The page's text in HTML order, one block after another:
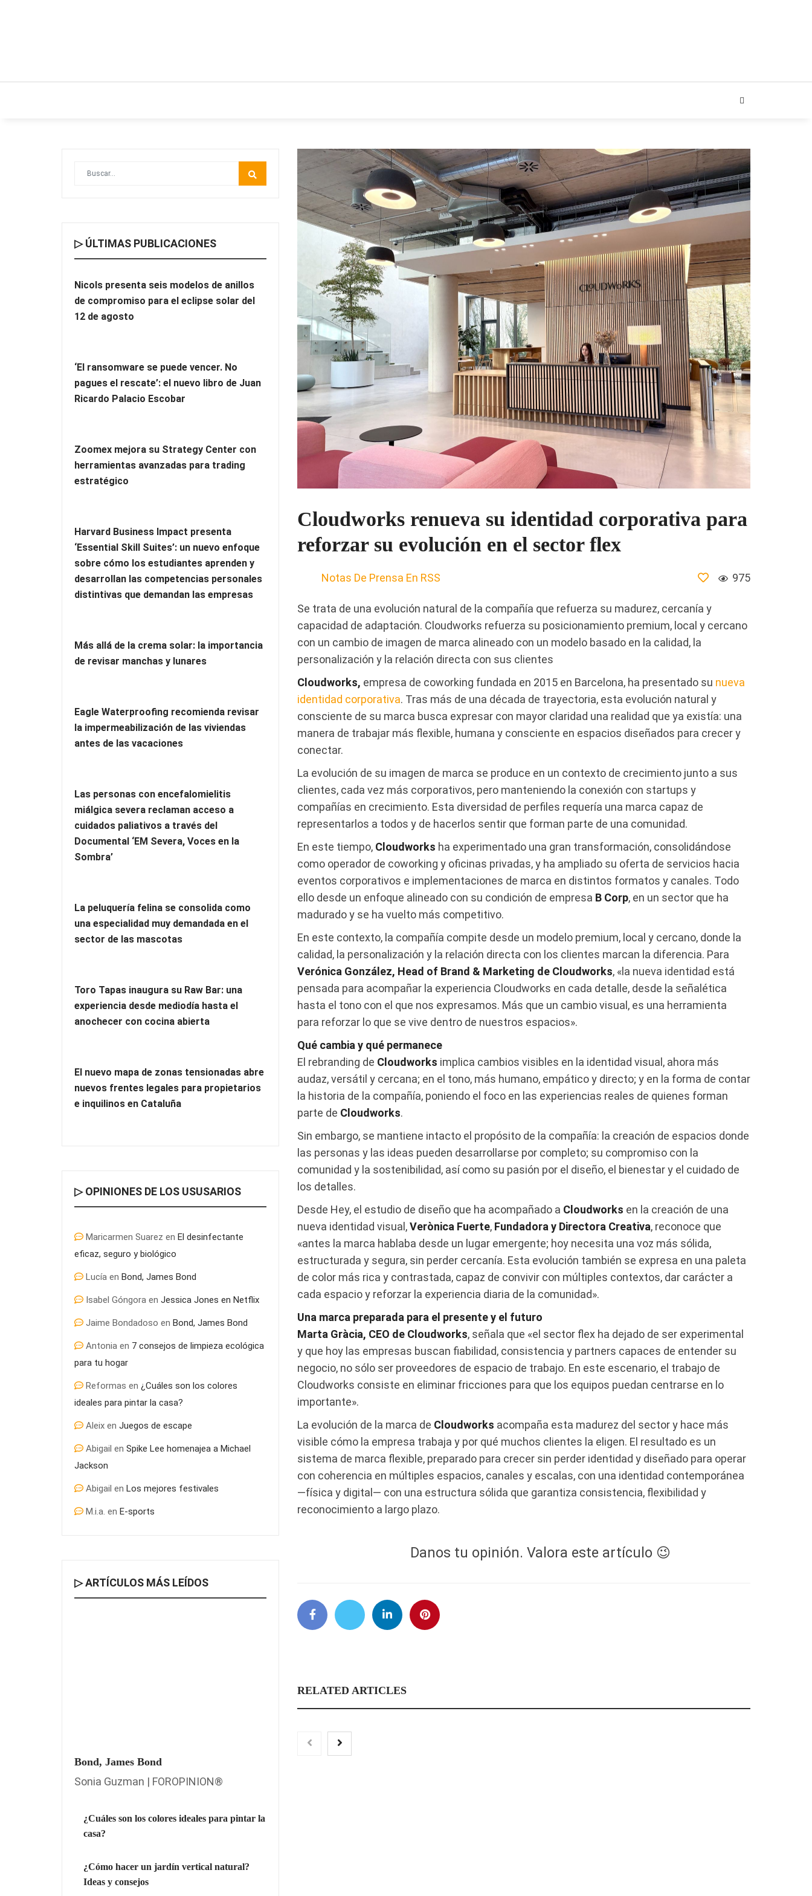
Cloudworks renueva su identidad corporativa para
reforzar su evolución en el sector flex
Notas De Prensa En RSS 975
Se trata de una evolución natural de la compañía que refuerza su madurez, cercanía y
capacidad de adaptación. Cloudworks refuerza su posicionamiento premium, local y cercano
con un cambio de imagen de marca alineado con un modelo basado en la calidad, la
personalización y la relación directa con sus clientes
Cloudworks, empresa de coworking fundada en 2015 en Barcelona, ha presentado su nueva
identidad corporativa. Tras más de una década de trayectoria, esta evolución natural y
consciente de su marca busca expresar con mayor claridad una realidad que ya existía: una
manera de trabajar más flexible, humana y consciente en espacios diseñados para crecer y
conectar.
La evolución de su imagen de marca se produce en un contexto de crecimiento junto a sus
clientes, cada vez más corporativos, pero manteniendo la conexión con startups y
compañías en crecimiento. Esta diversidad de perfiles requería una marca capaz de
representarlos a todos y de hacerlos sentir que forman parte de una comunidad.
En este tiempo, Cloudworks ha experimentado una gran transformación, consolidándose
como operador de coworking y oficinas privadas, y ha ampliado su oferta de servicios hacia
eventos corporativos e implementaciones de marca en distintos formatos y canales. Todo
ello desde un enfoque alineado con su condición de empresa B Corp, en un sector que ha
madurado y se ha vuelto más competitivo.
En este contexto, la compañía compite desde un modelo premium, local y cercano, donde la
calidad, la personalización y la relación directa con los clientes marcan la diferencia. Para
Verónica González, Head of Brand & Marketing de Cloudworks, «la nueva identidad está
pensada para acompañar la experiencia Cloudworks en cada detalle, desde la señalética
hasta el tono con el que nos expresamos. Más que un cambio visual, es una herramienta
para reforzar lo que se vive dentro de nuestros espacios».
Qué cambia y qué permanece
El rebranding de Cloudworks implica cambios visibles en la identidad visual, ahora más
audaz, versátil y cercana; en el tono, más humano, empático y directo; y en la forma de contar
la historia de la compañía, poniendo el foco en las experiencias reales de quienes forman
parte de Cloudworks.
Sin embargo, se mantiene intacto el propósito de la compañía: la creación de espacios donde
las personas y las ideas pueden desarrollarse por completo; su compromiso con la
comunidad y la sostenibilidad, así como su pasión por el diseño, el bienestar y el cuidado de
los detalles.
Desde Hey, el estudio de diseño que ha acompañado a Cloudworks en la creación de una
nueva identidad visual,Verònica Fuerte, Fundadora y Directora Creativa, reconoce que
«antes la marca hablaba desde un lugar emergente; hoy necesita una voz más sólida,
estructurada y segura, sin perder cercanía. Esta evolución también se expresa en una paleta
de color más rica y contrastada, capaz de convivir con múltiples contextos, dar carácter a
cada espacio y reforzar la experiencia diaria de la comunidad».
Una marca preparada para el presente y el futuro
Marta Gràcia, CEO de Cloudworks, señala que «el sector flex ha dejado de ser experimental
y que hoy las empresas buscan fiabilidad, consistencia y partners capaces de entender su
negocio, no sólo ser proveedores de espacio de trabajo. En este escenario, el trabajo de
Cloudworks consiste en eliminar fricciones para que los equipos puedan centrarse en lo
importante».
La evolución de la marca de Cloudworks acompaña esta madurez del sector y hace más
visible cómo la empresa trabaja y por qué muchos clientes la eligen. El resultado es un
sistema de marca flexible, preparado para crecer sin perder identidad y diseñado para operar
con coherencia en múltiples espacios, canales y escalas, con una identidad contemporánea
—física y digital— con una estructura sólida que garantiza consistencia, flexibilidad y
reconocimiento a largo plazo.
Danos tu opinión. Valora este artículo 😉
RELATED ARTICLES
▷ ÚLTIMAS PUBLICACIONES
Nicols presenta seis modelos de anillos
de compromiso para el eclipse solar del
12 de agosto
‘El ransomware se puede vencer. No
pagues el rescate’: el nuevo libro de Juan
Ricardo Palacio Escobar
Zoomex mejora su Strategy Center con
herramientas avanzadas para trading
estratégico
Harvard Business Impact presenta
‘Essential Skill Suites’: un nuevo enfoque
sobre cómo los estudiantes aprenden y
desarrollan las competencias personales
distintivas que demandan las empresas
Más allá de la crema solar: la importancia
de revisar manchas y lunares
Eagle Waterproofing recomienda revisar
la impermeabilización de las viviendas
antes de las vacaciones
Las personas con encefalomielitis
miálgica severa reclaman acceso a
cuidados paliativos a través del
Documental ‘EM Severa, Voces en la
Sombra’
La peluquería felina se consolida como
una especialidad muy demandada en el
sector de las mascotas
Toro Tapas inaugura su Raw Bar: una
experiencia desde mediodía hasta el
anochecer con cocina abierta
El nuevo mapa de zonas tensionadas abre
nuevos frentes legales para propietarios
e inquilinos en Cataluña
▷ OPINIONES DE LOS USUSARIOS
Maricarmen Suarez en El desinfectante
eficaz, seguro y biológico
Lucía en Bond, James Bond
Isabel Góngora en Jessica Jones en Netflix
Jaime Bondadoso en Bond, James Bond
Antonia en 7 consejos de limpieza ecológica
para tu hogar
Reformas en ¿Cuáles son los colores
ideales para pintar la casa?
Aleix en Juegos de escape
Abigail en Spike Lee homenajea a Michael
Jackson
Abigail en Los mejores festivales
M.i.a. en E-sports
▷ ARTÍCULOS MÁS LEÍDOS
Bond, James Bond
Sonia Guzman | FOROPINION®
¿Cuáles son los colores ideales para pintar la
casa?
¿Cómo hacer un jardín vertical natural?
Ideas y consejos